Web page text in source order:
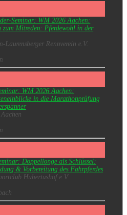
Seminar: WM 2026 Aachen:
zum Mitreden: Pferdewohl in der
Laurensberger Rennverein e.V.
WM 2026 Aachen:
in die Marathonprüfung
Doppellonge als Schlüssel:
& Vorbereitung des Fahrpferdes
Hubertushof e.V.